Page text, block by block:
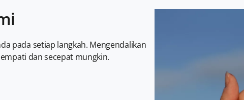
pada setiap langkah. Mengendalikan
dan secepat mungkin.